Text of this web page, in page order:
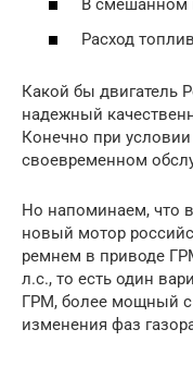
В смешанном
Расход
Какой бы двигатель
надежный
Конечно при
своевременном
Но напоминаем, что
новый мотор
ремнем в приводе
л.с., то есть один
ГРМ, более мощный с
изменения фаз